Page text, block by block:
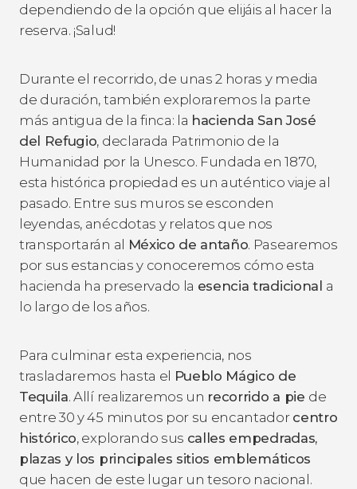
dependiendo de la opción que elijáis al hacer la
reserva. ¡Salud!
Durante el recorrido, de unas 2 horas y media
de duración, también exploraremos la parte
más antigua de la finca: la hacienda San José
del Refugio, declarada Patrimonio de la
Humanidad por la Unesco. Fundada en 1870,
esta histórica propiedad es un auténtico viaje al
pasado. Entre sus muros se esconden
leyendas, anécdotas y relatos que nos
transportarán al México de antaño. Pasearemos
por sus estancias y conoceremos cómo esta
hacienda ha preservado la esencia tradicional a
lo largo de los años.
Para culminar esta experiencia, nos
trasladaremos hasta el Pueblo Mágico de
Tequila. Allí realizaremos un recorrido a pie de
entre 30 y 45 minutos por su encantador centro
histórico, explorando sus calles empedradas,
plazas y los principales sitios emblemáticos
que hacen de este lugar un tesoro nacional.